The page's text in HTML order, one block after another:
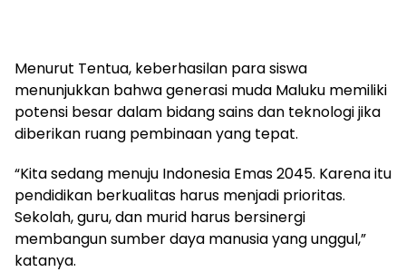
Menurut Tentua, keberhasilan para siswa
menunjukkan bahwa generasi muda Maluku memiliki
potensi besar dalam bidang sains dan teknologi jika
diberikan ruang pembinaan yang tepat.
“Kita sedang menuju Indonesia Emas 2045. Karena itu
pendidikan berkualitas harus menjadi prioritas.
Sekolah, guru, dan murid harus bersinergi
membangun sumber daya manusia yang unggul,”
katanya.